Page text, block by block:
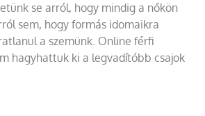
se arról, hogy mindig a nőkön
sem, hogy formás idomaikra
a szemünk. Online férfi
hagyhattuk ki a legvadítóbb csajok